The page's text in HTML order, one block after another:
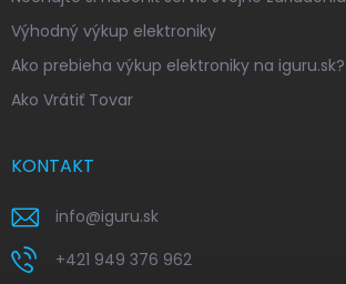
Výhodný výkup elektroniky
Ako prebieha výkup elektroniky na iguru.sk?
Ako Vrátiť Tovar
KONTAKT
info@iguru.sk
+421 949 376 962